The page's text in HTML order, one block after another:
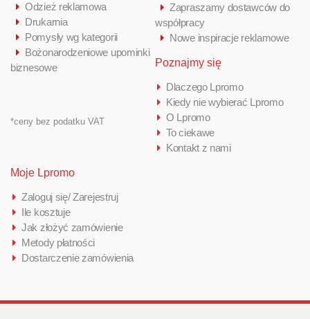
Odzież reklamowa
Drukarnia
Pomysły wg kategorii
Bożonarodzeniowe upominki
biznesowe
*ceny bez podatku VAT
Zapraszamy dostawców do
współpracy
Nowe inspiracje reklamowe
Poznajmy się
Dlaczego Lpromo
Kiedy nie wybierać Lpromo
O Lpromo
To ciekawe
Kontakt z nami
Moje Lpromo
Zaloguj się/ Zarejestruj
Ile kosztuje
Jak złożyć zamówienie
Metody płatności
Dostarczenie zamówienia